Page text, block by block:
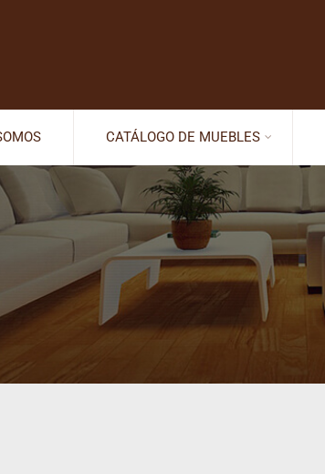
CATÁLOGO DE MUEBLES